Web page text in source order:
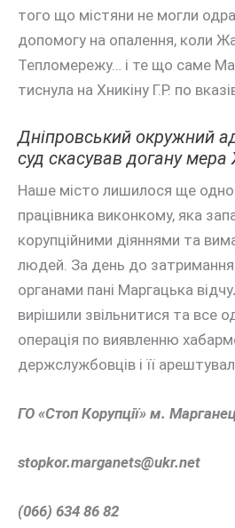
того що містяни не могли
допомогу на опалення, коли
Тепломережу… і те що саме
тиснула на Хникіну Г.Р. по
Дніпровський окружний
суд скасував догану
Наше місто лишилося ще
працівника виконкому, яка
корупційними діяннями та
людей. За день до
органами пані Маргацька
вирішили звільнитися та все
операція по виявленню
держслужбовців і її
ГО «Стоп Корупції» м.
stopkor.marganets@ukr.net
(066) 634 86 82